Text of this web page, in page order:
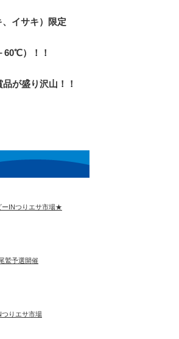
イサキ）限定
）！！
が盛り沢山！！
INつりエサ市場★
予選開催
りエサ市場